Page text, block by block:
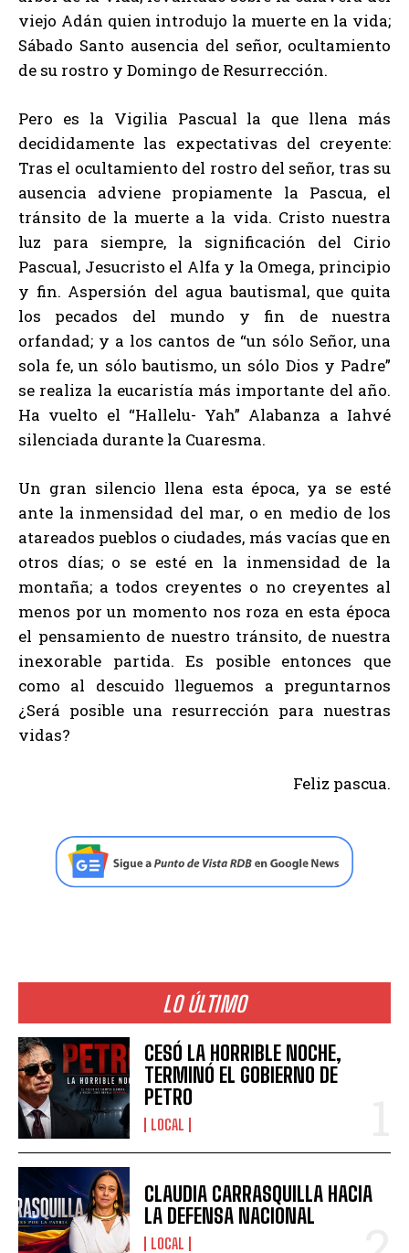
viejo Adán quien introdujo la muerte en la vida;
Sábado Santo ausencia del señor, ocultamiento
de su rostro y Domingo de Resurrección.
Pero es la Vigilia Pascual la que llena más
decididamente las expectativas del creyente:
Tras el ocultamiento del rostro del señor, tras su
ausencia adviene propiamente la Pascua, el
tránsito de la muerte a la vida. Cristo nuestra
luz para siempre, la significación del Cirio
Pascual, Jesucristo el Alfa y la Omega, principio
y fin. Aspersión del agua bautismal, que quita
los pecados del mundo y fin de nuestra
orfandad; y a los cantos de “un sólo Señor, una
sola fe, un sólo bautismo, un sólo Dios y Padre”
se realiza la eucaristía más importante del año.
Ha vuelto el “Hallelu- Yah” Alabanza a Iahvé
silenciada durante la Cuaresma.
Un gran silencio llena esta época, ya se esté
ante la inmensidad del mar, o en medio de los
atareados pueblos o ciudades, más vacías que en
otros días; o se esté en la inmensidad de la
montaña; a todos creyentes o no creyentes al
menos por un momento nos roza en esta época
el pensamiento de nuestro tránsito, de nuestra
inexorable partida. Es posible entonces que
como al descuido lleguemos a preguntarnos
¿Será posible una resurrección para nuestras
vidas?
Feliz pascua.
LO ÚLTIMO
CESÓ LA HORRIBLE NOCHE,
TERMINÓ EL GOBIERNO DE
PETRO
LOCAL
CLAUDIA CARRASQUILLA HACIA
LA DEFENSA NACIONAL
LOCAL